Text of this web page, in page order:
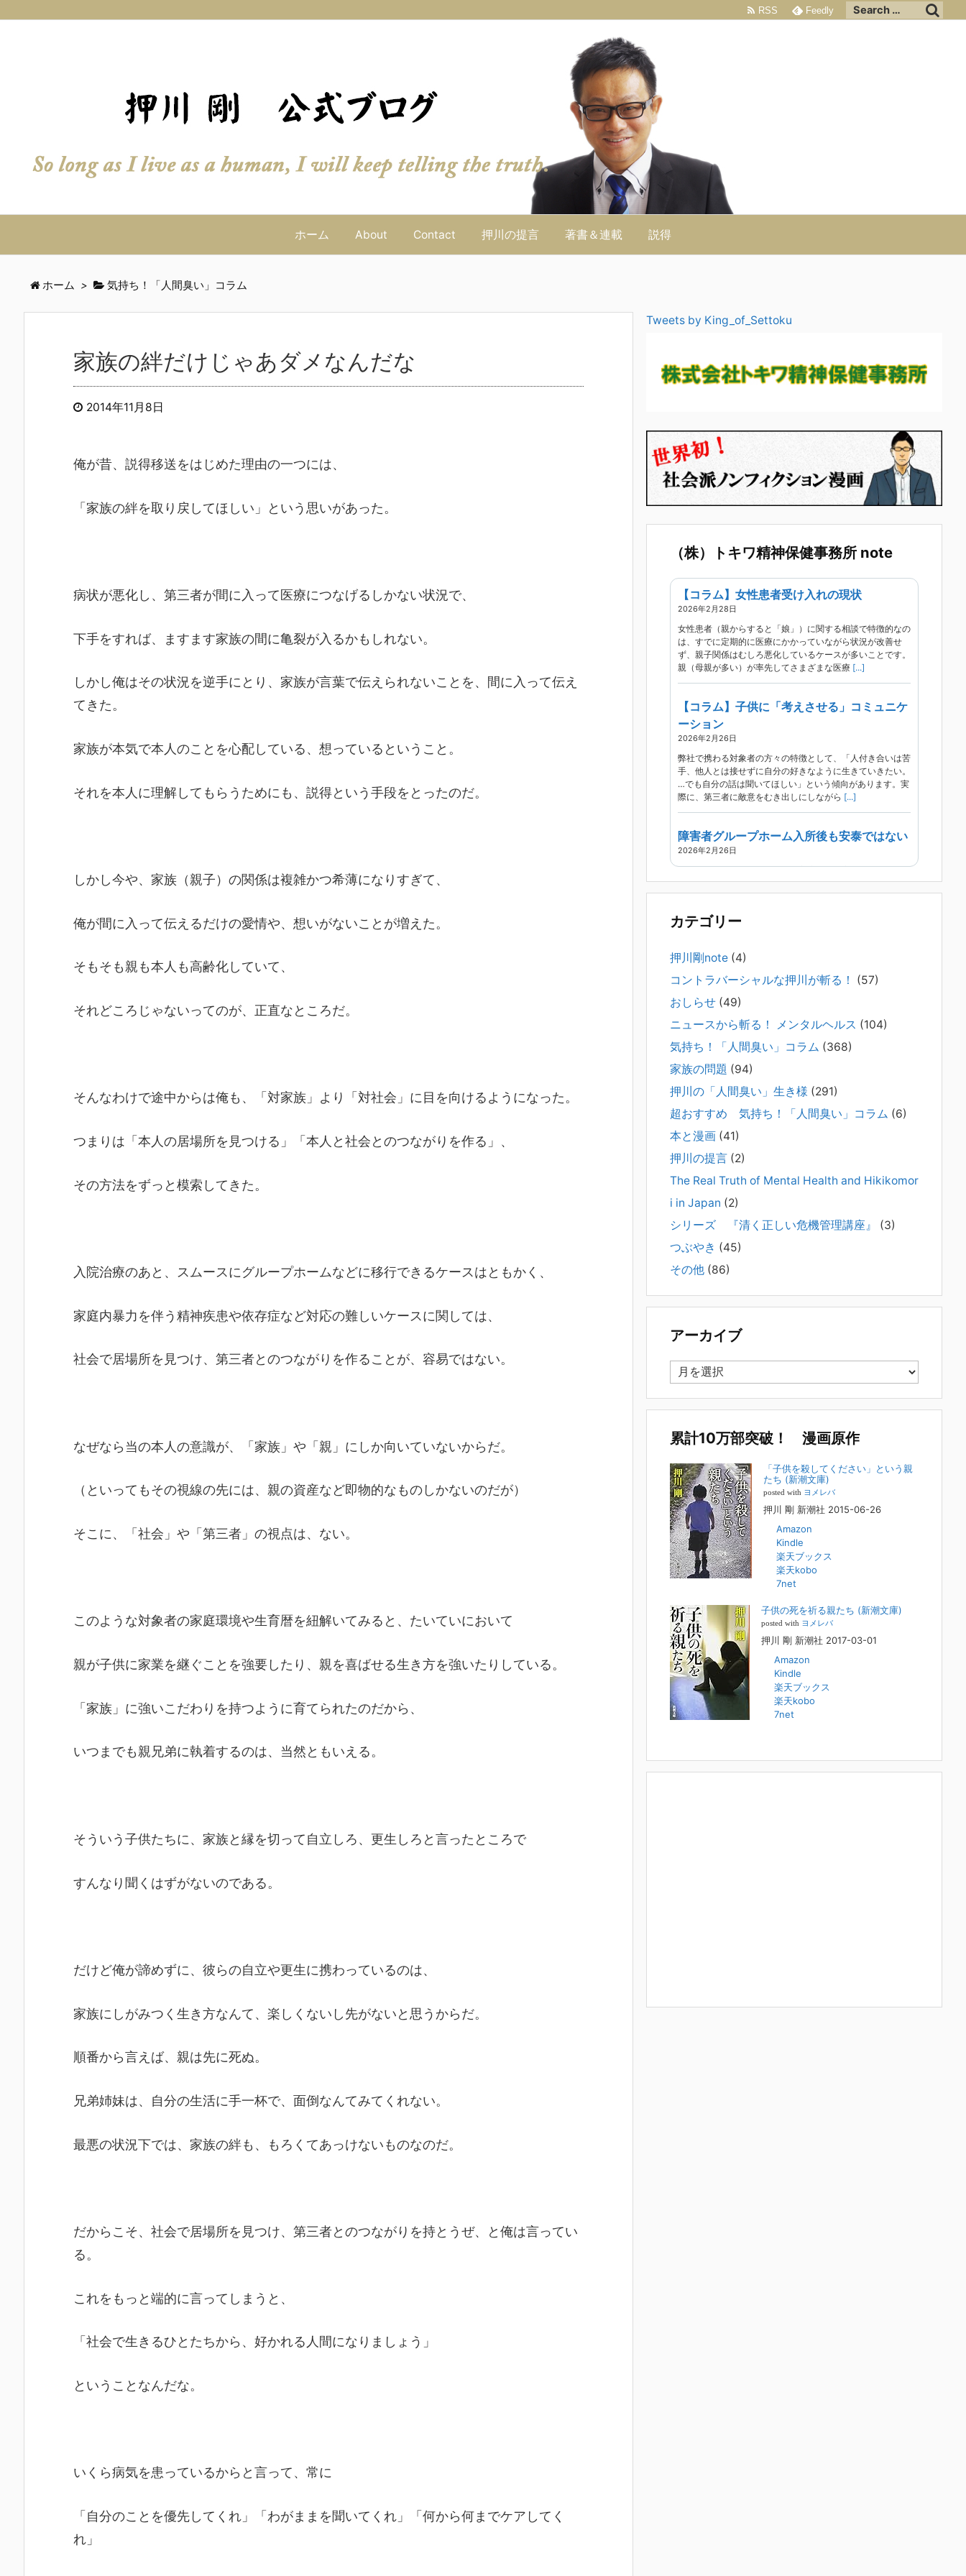
ホーム About Contact 押川の提言 著書＆連載 説得
RSS Feedly
ホーム > 気持ち！「人間臭い」コラム
家族の絆だけじゃあダメなんだな
2014年11月8日
俺が昔、説得移送をはじめた理由の一つには、
「家族の絆を取り戻してほしい」という思いがあった。
病状が悪化し、第三者が間に入って医療につなげるしかない状況で、
下手をすれば、ますます家族の間に亀裂が入るかもしれない。
しかし俺はその状況を逆手にとり、家族が言葉で伝えられないことを、間に入って伝え
てきた。
家族が本気で本人のことを心配している、想っているということ。
それを本人に理解してもらうためにも、説得という手段をとったのだ。
しかし今や、家族（親子）の関係は複雑かつ希薄になりすぎて、
俺が間に入って伝えるだけの愛情や、想いがないことが増えた。
そもそも親も本人も高齢化していて、
それどころじゃないってのが、正直なところだ。
そんなわけで途中からは俺も、「対家族」より「対社会」に目を向けるようになった。
つまりは「本人の居場所を見つける」「本人と社会とのつながりを作る」、
その方法をずっと模索してきた。
入院治療のあと、スムースにグループホームなどに移行できるケースはともかく、
家庭内暴力を伴う精神疾患や依存症など対応の難しいケースに関しては、
社会で居場所を見つけ、第三者とのつながりを作ることが、容易ではない。
なぜなら当の本人の意識が、「家族」や「親」にしか向いていないからだ。
（といってもその視線の先には、親の資産など即物的なものしかないのだが）
そこに、「社会」や「第三者」の視点は、ない。
このような対象者の家庭環境や生育暦を紐解いてみると、たいていにおいて
親が子供に家業を継ぐことを強要したり、親を喜ばせる生き方を強いたりしている。
「家族」に強いこだわりを持つように育てられたのだから、
いつまでも親兄弟に執着するのは、当然ともいえる。
そういう子供たちに、家族と縁を切って自立しろ、更生しろと言ったところで
すんなり聞くはずがないのである。
だけど俺が諦めずに、彼らの自立や更生に携わっているのは、
家族にしがみつく生き方なんて、楽しくないし先がないと思うからだ。
順番から言えば、親は先に死ぬ。
兄弟姉妹は、自分の生活に手一杯で、面倒なんてみてくれない。
最悪の状況下では、家族の絆も、もろくてあっけないものなのだ。
だからこそ、社会で居場所を見つけ、第三者とのつながりを持とうぜ、と俺は言ってい
る。
これをもっと端的に言ってしまうと、
「社会で生きるひとたちから、好かれる人間になりましょう」
ということなんだな。
いくら病気を患っているからと言って、常に
「自分のことを優先してくれ」「わがままを聞いてくれ」「何から何までケアしてく
れ」
Tweets by King_of_Settoku
（株）トキワ精神保健事務所 note
【コラム】女性患者受け入れの現状
2026年2月28日
女性患者（親からすると「娘」）に関する相談で特徴的なの
は、すでに定期的に医療にかかっていながら状況が改善せ
ず、親子関係はむしろ悪化しているケースが多いことです。
親（母親が多い）が率先してさまざまな医療 [...]
【コラム】子供に「考えさせる」コミュニケ
ーション
2026年2月26日
弊社で携わる対象者の方々の特徴として、「人付き合いは苦
手、他人とは接せずに自分の好きなように生きていきたい。
…でも自分の話は聞いてほしい」という傾向があります。実
際に、第三者に敵意をむき出しにしながら [...]
障害者グループホーム入所後も安泰ではない
2026年2月26日
現在、精神科病院は早期退院が主流です。家族での受け入れ
や一人暮らしは難しく、かといって本人が施設入所を拒んで
いる（つまり行き先が見つかっていない）ような場合でも、
精神科から「退院できます」と言われた家族
へ──退院後の安全設計
2026年2月21日
通常価格 2,980円 → 今だけ 1,480円（50％OFF）こちらのn
援の現場で行なってきた実務対応を、家族向けに整理してい
#042 精神疾患の子どもと健全なコミュニ
ケーションがとれない（母娘編）。
2025年8月17日
弊社は、病識のない重篤な精神疾患を抱えるご家族からのご
相談を受け、長年にわたり精神科医療へのアクセスの仕方や
問題解決に取り組んでまいりました。しかし現実には、精神
疾患が疑われる当人に病識がない場合、家
#041 将来を案じる「きょうだい」必見②
きょうだいに精神疾患が疑われる家族がい
て、家族間トラブルで困っている方へ
2025年8月11日
長年問題解決に至らない家族のパターンのうち、弊社の相談
集英社オンラインのインタビューを受けまし
た。「漫画といえば集英社！」というく…
2023年3月1日
しても私個人としても大変な名誉です。h[...]
若年層の子供の問題
2022年8月26日
『「子供を殺してください」という親たち』では、先月ま
で、10代の対象者をテーマにした回、「ケース19 奴隷化
する親たち」をお送りしていました。こちらは、最終話をコ
ミックバンチWebで読むことができます
FBS福岡放送『目撃者f』出演情報
本日（日曜）深夜1時25分～FBS福岡放送『目撃者f』で、
（株）トキワ精神保健事務所 所長 押川剛の活動を追った
ドキュメンタリーが放送されます。「俺がつなげてやる～コ
ワモテ“説得屋”の生き様～」続きを
人と“直接”向き合うことの価値
2022年1月14日
カテゴリー
押川剛note (4)
コントラバーシャルな押川が斬る！
(57)
おしらせ (49)
ニュースから斬る！ メンタルヘルス (104)
気持ち！「人間臭い」コラム (368)
家族の問題 (94)
押川の「人間臭い」生き様 (291)
超おすすめ 気持ち！「人間臭い」コラム (6)
本と漫画 (41)
押川の提言 (2)
The Real Truth of Mental Health and Hikikomor
i in Japan (2)
シリーズ 『清く正しい危機管理講座』
(3)
つぶやき (45)
その他 (86)
アーカイブ
ー
カ
ブ
累計10万部突破！ 漫画原作
「子供を殺してください」という親
たち (新潮文庫)
posted with ヨメレバ
押川 剛 新潮社 2015-06-26
Amazon
Kindle
楽天ブックス
楽天kobo
7net
子供の死を祈る親たち (新潮文庫)
posted with ヨメレバ
押川 剛 新潮社 2017-03-01
Amazon
Kindle
楽天ブックス
楽天kobo
7net